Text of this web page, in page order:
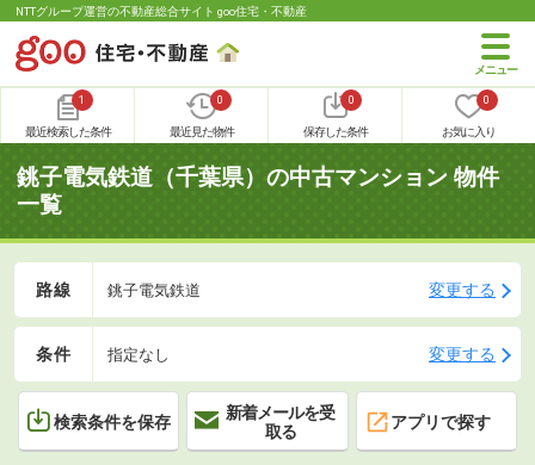
NTTグループ運営の不動産総合サイト goo住宅・不動産
1
最近検索した条件
0
最近見た物件
0
保存した条件
0
お気に入り
銚子電気鉄道（千葉県）の中古マンション 物件
一覧
路線 銚子電気鉄道 変更する
条件 指定なし 変更する
検索条件を保存
新着メールを受
取る
アプリで探す